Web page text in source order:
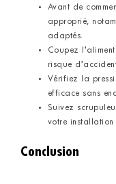
Avant de
approprié,
adaptés.
Coupez
risque
Vérifiez la
efficace sans
Suivez
votre
Conclusion